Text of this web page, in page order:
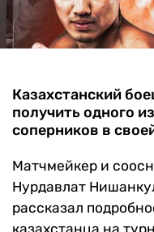
ДРУГИЕ
БУКМЕКЕРЫ
Казахстанский
получить одного
соперников в
Матчмейкер и
Нурдавлат
рассказал